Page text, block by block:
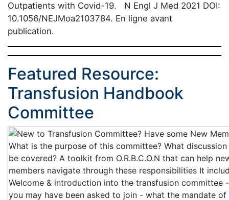
Outpatients with Covid-19. N Engl J Med 2021 DOI:
10.1056/NEJMoa2103784. En ligne avant
publication.
Featured Resource:
Transfusion Handbook
Committee